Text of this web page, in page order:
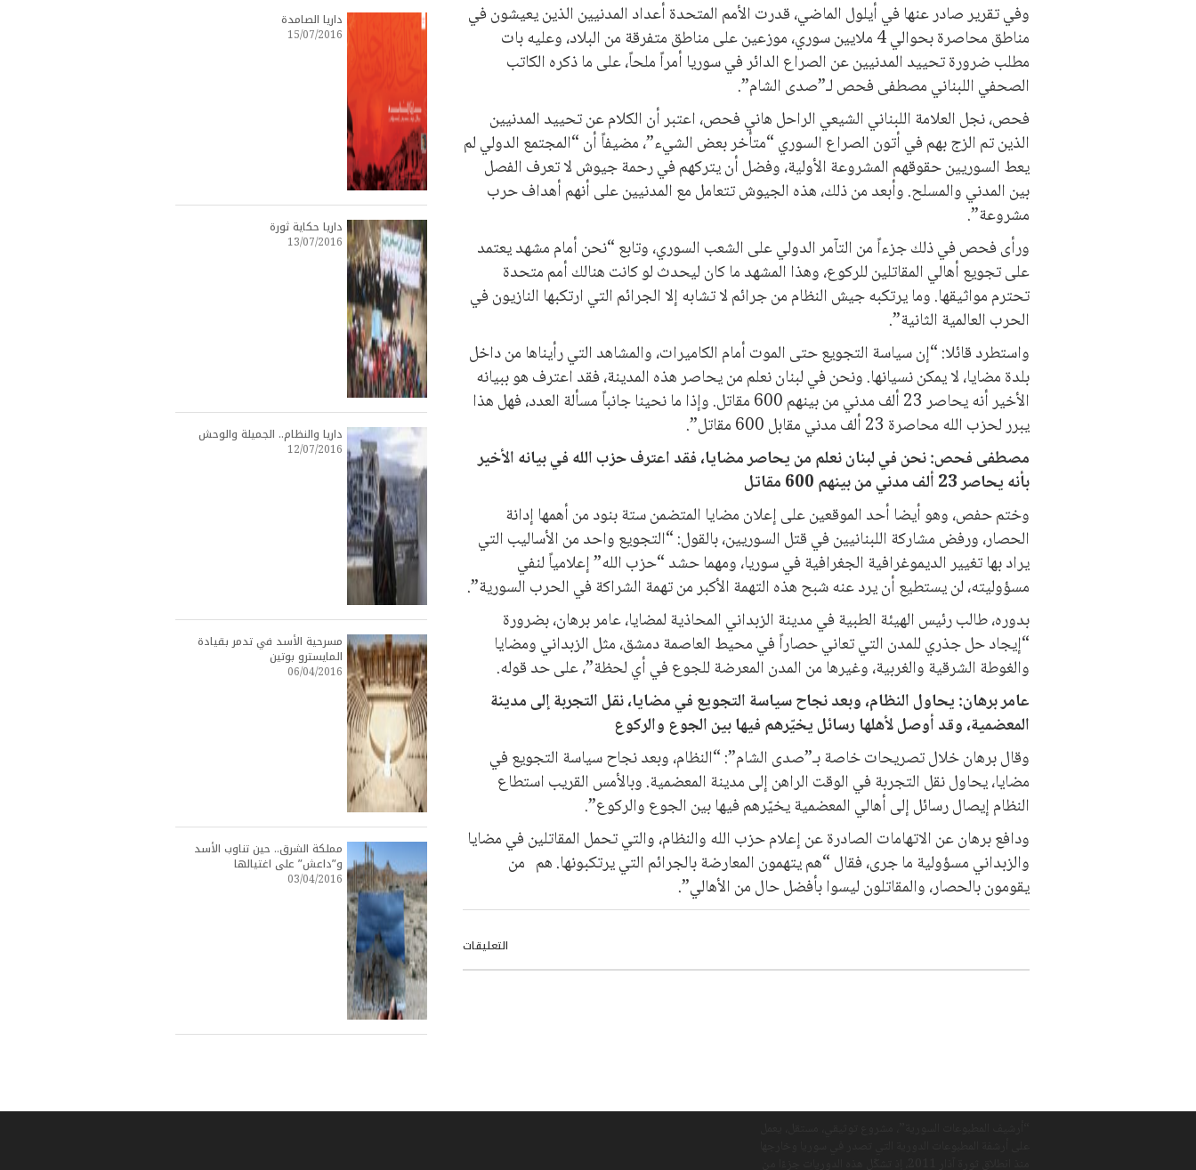
وفي تقرير صادر عنها في أيلول الماضي، قدرت الأمم المتحدة أعداد المدنيين الذين يعيشون في
مناطق محاصرة بحوالي 4 ملايين سوري، موزعين على مناطق متفرقة من البلاد، وعليه بات
مطلب ضرورة تحييد المدنيين عن الصراع الدائر في سوريا أمراً ملحاً، على ما ذكره الكاتب
الصحفي اللبناني مصطفى فحص لـ”صدى الشام”.
فحص، نجل العلامة اللبناني الشيعي الراحل هاني فحص، اعتبر أن الكلام عن تحييد المدنيين
الذين تم الزج بهم في أتون الصراع السوري “متأخر بعض الشيء”، مضيفاً أن “المجتمع الدولي لم
يعط السوريين حقوقهم المشروعة الأولية، وفضل أن يتركهم في رحمة جيوش لا تعرف الفصل
بين المدني والمسلح. وأبعد من ذلك، هذه الجيوش تتعامل مع المدنيين على أنهم أهداف حرب
مشروعة”.
ورأى فحص في ذلك جزءاً من التآمر الدولي على الشعب السوري، وتابع “نحن أمام مشهد يعتمد
على تجويع أهالي المقاتلين للركوع، وهذا المشهد ما كان ليحدث لو كانت هنالك أمم متحدة
تحترم مواثيقها. وما يرتكبه جيش النظام من جرائم لا تشابه إلا الجرائم التي ارتكبها النازيون في
الحرب العالمية الثانية”.
واستطرد قائلا: “إن سياسة التجويع حتى الموت أمام الكاميرات، والمشاهد التي رأيناها من داخل
بلدة مضايا، لا يمكن نسيانها. ونحن في لبنان نعلم من يحاصر هذه المدينة، فقد اعترف هو ببيانه
الأخير أنه يحاصر 23 ألف مدني من بينهم 600 مقاتل. وإذا ما نحينا جانباً مسألة العدد، فهل هذا
يبرر لحزب الله محاصرة 23 ألف مدني مقابل 600 مقاتل”.
مصطفى فحص: نحن في لبنان نعلم من يحاصر مضايا، فقد اعترف حزب الله في بيانه الأخير
بأنه يحاصر 23 ألف مدني من بينهم 600 مقاتل
وختم حفص، وهو أيضا أحد الموقعين على إعلان مضايا المتضمن ستة بنود من أهمها إدانة
الحصار، ورفض مشاركة اللبنانيين في قتل السوريين، بالقول: “التجويع واحد من الأساليب التي
يراد بها تغيير الديموغرافية الجغرافية في سوريا، ومهما حشد “حزب الله” إعلامياً لنفي
مسؤوليته، لن يستطيع أن يرد عنه شبح هذه التهمة الأكبر من تهمة الشراكة في الحرب السورية”.
بدوره، طالب رئيس الهيئة الطبية في مدينة الزبداني المحاذية لمضايا، عامر برهان، بضرورة
“إيجاد حل جذري للمدن التي تعاني حصاراً في محيط العاصمة دمشق، مثل الزبداني ومضايا
والغوطة الشرقية والغربية، وغيرها من المدن المعرضة للجوع في أي لحظة”، على حد قوله.
عامر برهان: يحاول النظام، وبعد نجاح سياسة التجويع في مضايا، نقل التجربة إلى مدينة
المعضمية، وقد أوصل لأهلها رسائل يخيّرهم فيها بين الجوع والركوع
وقال برهان خلال تصريحات خاصة بـ”صدى الشام”: “النظام، وبعد نجاح سياسة التجويع في
مضايا، يحاول نقل التجربة في الوقت الراهن إلى مدينة المعضمية. وبالأمس القريب استطاع
النظام إيصال رسائل إلى أهالي المعضمية يخيّرهم فيها بين الجوع والركوع”.
ودافع برهان عن الاتهامات الصادرة عن إعلام حزب الله والنظام، والتي تحمل المقاتلين في مضايا
والزبداني مسؤولية ما جرى، فقال “هم يتهمون المعارضة بالجرائم التي يرتكبونها. هم من
يقومون بالحصار، والمقاتلون ليسوا بأفضل حال من الأهالي”.
التعليقات
داريا الصامدة
15/07/2016
داريا حكاية ثورة
13/07/2016
داريا والنظام.. الجميلة والوحش
12/07/2016
مسرحية الأسد في تدمر بقيادة
المايسترو بوتين
06/04/2016
مملكة الشرق.. حين تناوب الأسد
و”داعش” على اغتيالها
03/04/2016